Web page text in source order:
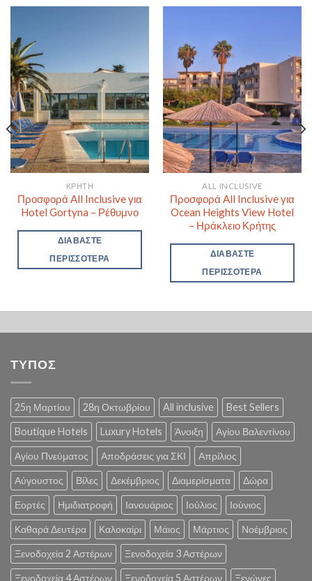
ΚΡΉΤΗ
Προσφορά All Inclusive για
Hotel Gortyna – Ρέθυμνο
ΔΙΑΒΆΣΤΕ
ΠΕΡΙΣΣΌΤΕΡΑ
ALL INCLUSIVE
Προσφορά All Inclusive για
Ocean Heights View Hotel
– Ηράκλειο Κρήτης
ΔΙΑΒΆΣΤΕ
ΠΕΡΙΣΣΌΤΕΡΑ
ΤΥΠΟΣ
25η Μαρτίου 28η Οκτωβρίου All inclusive Best Sellers
Boutique Hotels Luxury Hotels Άνοιξη Αγίου Βαλεντίνου
Αγίου Πνεύματος Αποδράσεις για ΣΚΙ Απρίλιος
Αύγουστος Βίλες Δεκέμβριος Διαμερίσματα Δώρα
Εορτές Ημιδιατροφή Ιανουάριος Ιούλιος Ιούνιος
Καθαρά Δευτέρα Καλοκαίρι Μάιος Μάρτιος Νοέμβριος
Ξενοδοχεία 2 Αστέρων Ξενοδοχεία 3 Αστέρων
Ξενοδοχεία 4 Αστέρων Ξενοδοχεία 5 Αστέρων Ξενώνες